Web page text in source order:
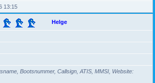
13:15
Helge
Bootsnummer, Callsign, ATIS, MMSI, Website